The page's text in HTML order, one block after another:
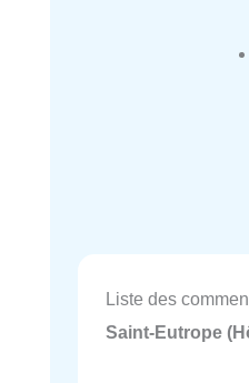
Liste des
Saint-Eutrope